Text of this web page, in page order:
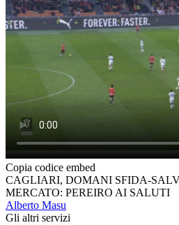
Copia codice embed
CAGLIARI, DOMANI SFIDA-
MERCATO: PEREIRO AI SALUTI
Alberto Masu
Gli altri servizi